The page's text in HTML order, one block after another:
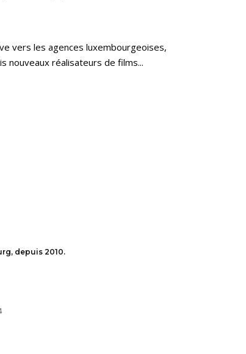
vers les agences luxembourgeoises,
nouveaux réalisateurs de films...
depuis 2010.